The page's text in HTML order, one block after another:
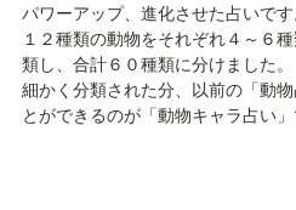
パワーアップ、進化させた占いです
１２種類の動物をそれぞれ４～６
類し、合計６０種類に分けました。
細かく分類された分、以前の「動
とができるのが「動物キャラ占い」